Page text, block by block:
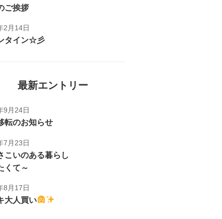
ご挨拶
2月14日
タイン☆彡
最新エントリー
9月24日
転のお知らせ
7月23日
こいのある暮らし
くて～
8月17日
大人買い